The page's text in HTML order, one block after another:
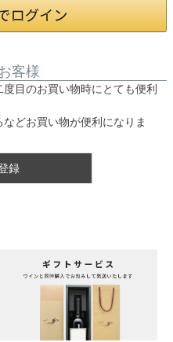
客様
目のお買い物時にとても便利
どお買い物が便利になりま
録